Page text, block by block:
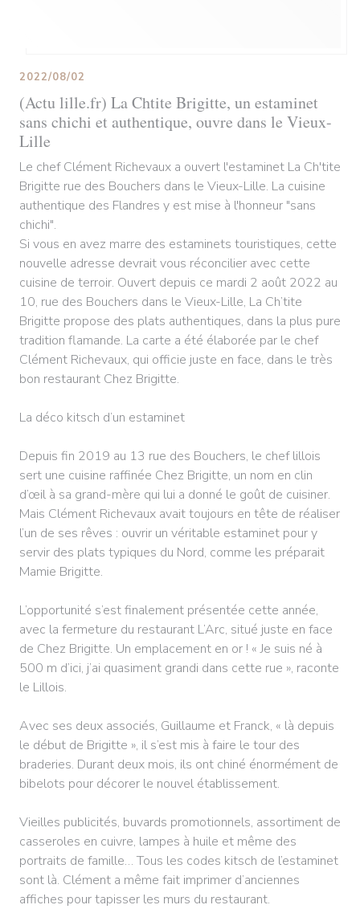
(Actu lille.fr) La Chtite Brigitte, un estaminet
sans chichi et authentique, ouvre dans le Vieux-
Lille
2022/08/02
Le chef Clément Richevaux a ouvert l'estaminet La Ch'tite
Brigitte rue des Bouchers dans le Vieux-Lille. La cuisine
authentique des Flandres y est mise à l'honneur "sans
chichi".
Si vous en avez marre des estaminets touristiques, cette
nouvelle adresse devrait vous réconcilier avec cette
cuisine de terroir. Ouvert depuis ce mardi 2 août 2022 au
10, rue des Bouchers dans le Vieux-Lille, La Ch’tite
Brigitte propose des plats authentiques, dans la plus pure
tradition flamande. La carte a été élaborée par le chef
Clément Richevaux, qui officie juste en face, dans le très
bon restaurant Chez Brigitte.
La déco kitsch d’un estaminet
Depuis fin 2019 au 13 rue des Bouchers, le chef lillois
sert une cuisine raffinée Chez Brigitte, un nom en clin
d’œil à sa grand-mère qui lui a donné le goût de cuisiner.
Mais Clément Richevaux avait toujours en tête de réaliser
l’un de ses rêves : ouvrir un véritable estaminet pour y
servir des plats typiques du Nord, comme les préparait
Mamie Brigitte.
L’opportunité s’est finalement présentée cette année,
avec la fermeture du restaurant L’Arc, situé juste en face
de Chez Brigitte. Un emplacement en or ! « Je suis né à
500 m d’ici, j’ai quasiment grandi dans cette rue », raconte
le Lillois.
Avec ses deux associés, Guillaume et Franck, « là depuis
le début de Brigitte », il s’est mis à faire le tour des
braderies. Durant deux mois, ils ont chiné énormément de
bibelots pour décorer le nouvel établissement.
Vieilles publicités, buvards promotionnels, assortiment de
casseroles en cuivre, lampes à huile et même des
portraits de famille… Tous les codes kitsch de l’estaminet
sont là. Clément a même fait imprimer d’anciennes
affiches pour tapisser les murs du restaurant.